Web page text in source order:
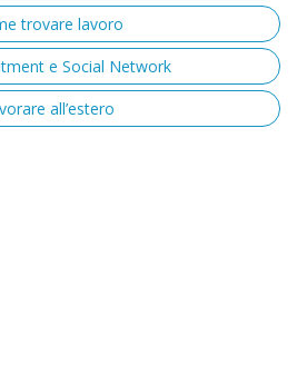
trovare lavoro
e Social Network
all’estero